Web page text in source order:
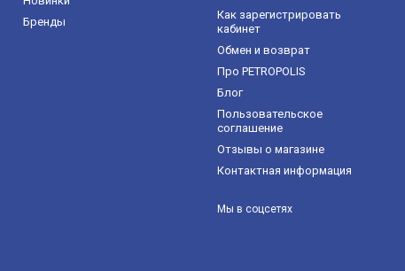
Бренды
Как зарегистрировать
кабинет
Обмен и возврат
Про PETROPOLIS
Блог
Пользовательское
соглашение
Отзывы о магазине
Контактная информация
Мы в соцсетях